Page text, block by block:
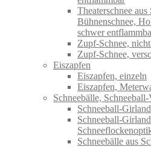
Theaterschnee
Bühnenschnee,
schwer
Zupf-Schnee,
Zupf-Schnee,
Eiszapfen
Eiszapfen, einzeln
Eiszapfen,
Schneebälle,
Schneeball-
Schneeball-
Schneebälle aus